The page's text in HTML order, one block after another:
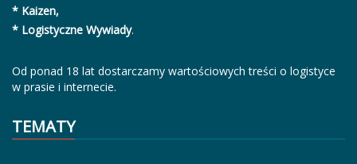
* Kaizen,
* Logistyczne Wywiady.
Od ponad 18 lat dostarczamy wartościowych treści o logistyce
w prasie i internecie.
TEMATY